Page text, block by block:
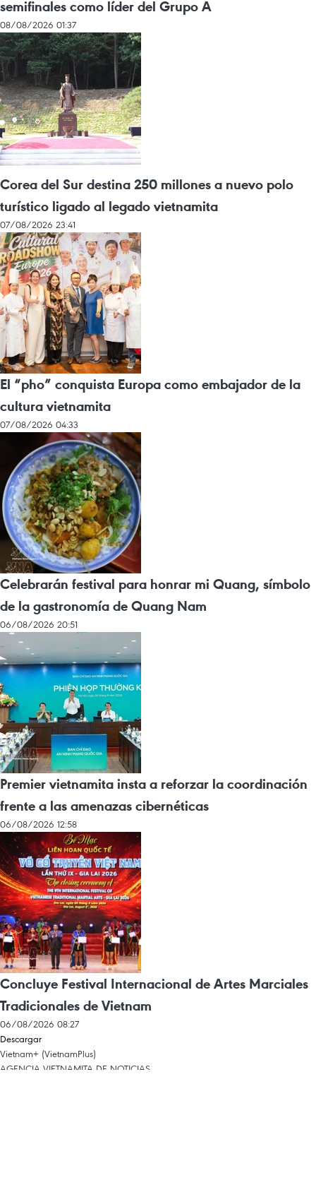
semifinales como líder del Grupo A
08/08/2026 01:37
Corea del Sur destina 250 millones a nuevo polo
turístico ligado al legado vietnamita
07/08/2026 23:41
El “pho” conquista Europa como embajador de la
cultura vietnamita
07/08/2026 04:33
Celebrarán festival para honrar mi Quang, símbolo
de la gastronomía de Quang Nam
06/08/2026 20:51
Premier vietnamita insta a reforzar la coordinación
frente a las amenazas cibernéticas
06/08/2026 12:58
Concluye Festival Internacional de Artes Marciales
Tradicionales de Vietnam
06/08/2026 08:27
Descargar
Vietnam+ (VietnamPlus)
AGENCIA VIETNAMITA DE NOTICIAS